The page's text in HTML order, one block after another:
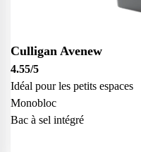
Culligan Avenew
4.55/5
Idéal pour les petits espaces
Monobloc
Bac à sel intégré